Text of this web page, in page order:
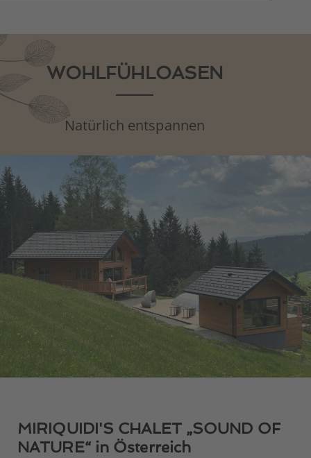
WOHLFÜHLOASEN
Natürlich entspannen
MIRIQUIDI'S CHALET „SOUND OF
NATURE“ in Österreich